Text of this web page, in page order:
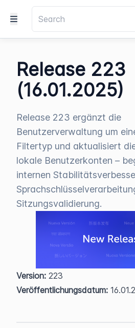
Release 223
(16.01.2025)
Release 223 ergänzt die
Benutzerverwaltung um
Filtertyp und aktualisiert
lokale Benutzerkonten –
internen
Sitzungsvalidierung.
Version: 223
Veröffentlichungsdatum: